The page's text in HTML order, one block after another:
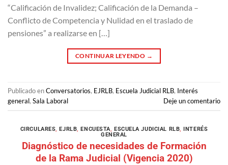
“Calificación de Invalidez; Calificación de la Demanda –
Conflicto de Competencia y Nulidad en el traslado de
pensiones” a realizarse en […]
CONTINUAR LEYENDO →
Publicado enConversatorios, EJRLB, Escuela Judicial RLB, Interés
general, Sala Laboral Deje un comentario
CIRCULARES,EJRLB,ENCUESTA,ESCUELA JUDICIAL RLB,INTERÉS
GENERAL
Diagnóstico de necesidades de Formación
de la Rama Judicial (Vigencia 2020)